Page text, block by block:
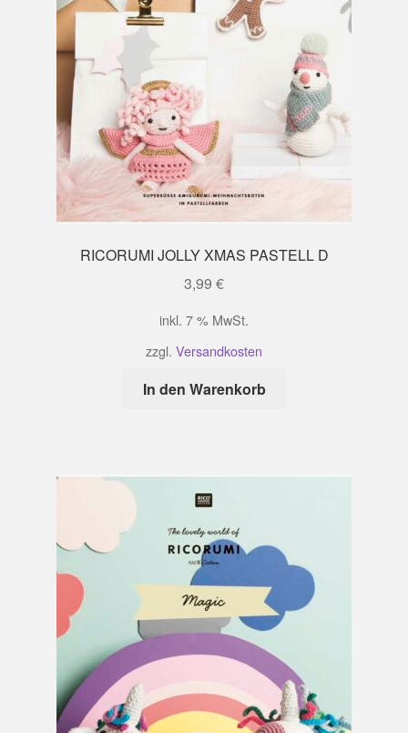
RICORUMI JOLLY XMAS PASTELL D
3,99 €
inkl. 7 % MwSt.
zzgl. Versandkosten
In den Warenkorb